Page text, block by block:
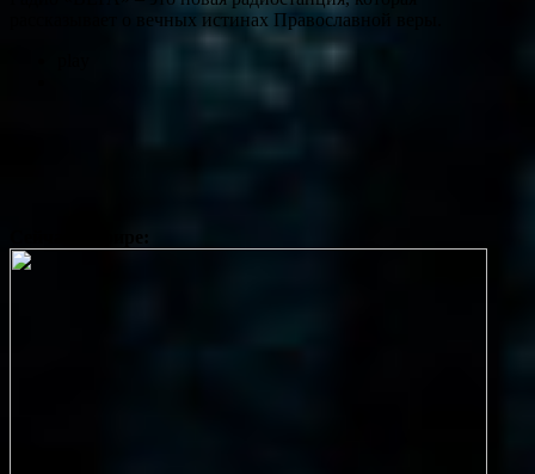
рассказывает о вечных истинах Православной веры.